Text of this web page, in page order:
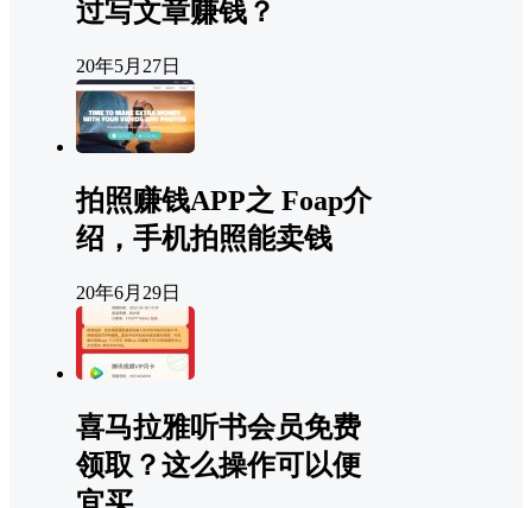
过写文章赚钱？
20年5月27日
拍照赚钱APP之 Foap介
绍，手机拍照能卖钱
20年6月29日
喜马拉雅听书会员免费
领取？这么操作可以便